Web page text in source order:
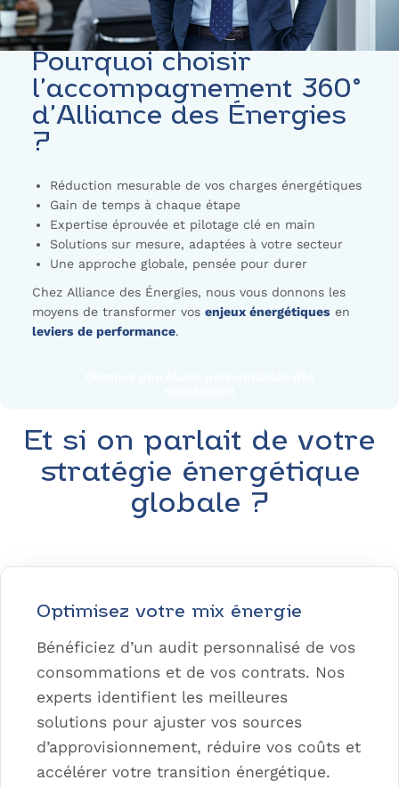
Pourquoi choisir
l’accompagnement 360°
d’Alliance des Énergies
?
Réduction mesurable de vos charges énergétiques
Gain de temps à chaque étape
Expertise éprouvée et pilotage clé en main
Solutions sur mesure, adaptées à votre secteur
Une approche globale, pensée pour durer
Chez Alliance des Énergies, nous vous donnons les
moyens de transformer vos enjeux énergétiques en
leviers de performance.
Et si on parlait de votre
stratégie énergétique
globale ?
Optimisez votre mix énergie
Bénéficiez d’un audit personnalisé de vos
consommations et de vos contrats. Nos
experts identifient les meilleures
solutions pour ajuster vos sources
d’approvisionnement, réduire vos coûts et
accélérer votre transition énergétique.